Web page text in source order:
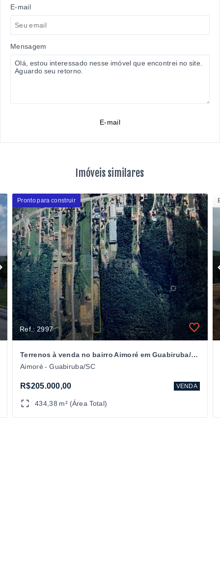
E-mail
Mensagem
E-mail
Imóveis similares
Pronto para construir
Ref.: 2997
Terrenos à venda no bairro Aimoré em Guabiruba/SC
Aimoré - Guabiruba/SC
R$205.000,00 VENDA
434,38 m² (Área Total)